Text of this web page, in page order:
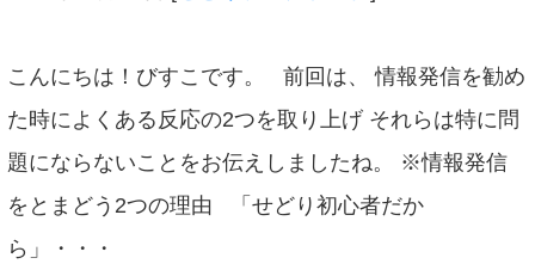
こんにちは！びすこです。 前回は、 情報発信を勧め
た時によくある反応の2つを取り上げ それらは特に問
題にならないことをお伝えしましたね。 ※情報発信
をとまどう2つの理由 「せどり初心者だか
ら」・・・